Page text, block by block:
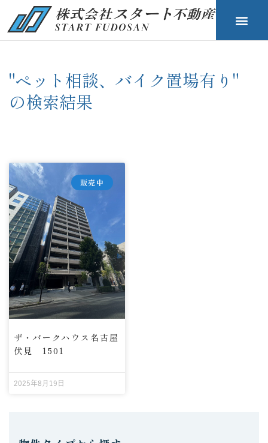
"ペット相談、バイク置場有り"
の検索結果
販売中
ザ・パークハウス名古屋
伏見 1501
2025年8月19日